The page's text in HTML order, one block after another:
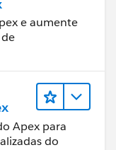
e aumente
Apex para
do